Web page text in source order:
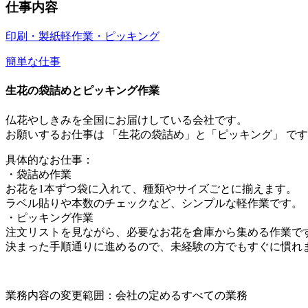
仕事内容
印刷・製紙軽作業・ピッキング
簡単な仕事
生花の袋詰めとピッキング作業
仏花やしきみを全国にお届けしている会社です。
お願いするお仕事は 「生花の袋詰め」と「ピッキング」 です
具体的なお仕事：
・袋詰め作業
お花を1本ずつ袋に入れて、種類やサイズごとに揃えます。
ラベル貼りや本数のチェックなど、シンプルな軽作業です。
・ピッキング作業
注文リストを見ながら、必要なお花を倉庫から集める作業で
決まった手順通りに進めるので、未経験の方でもすぐに慣れ
業務内容の変更範囲：会社の定めるすべての業務